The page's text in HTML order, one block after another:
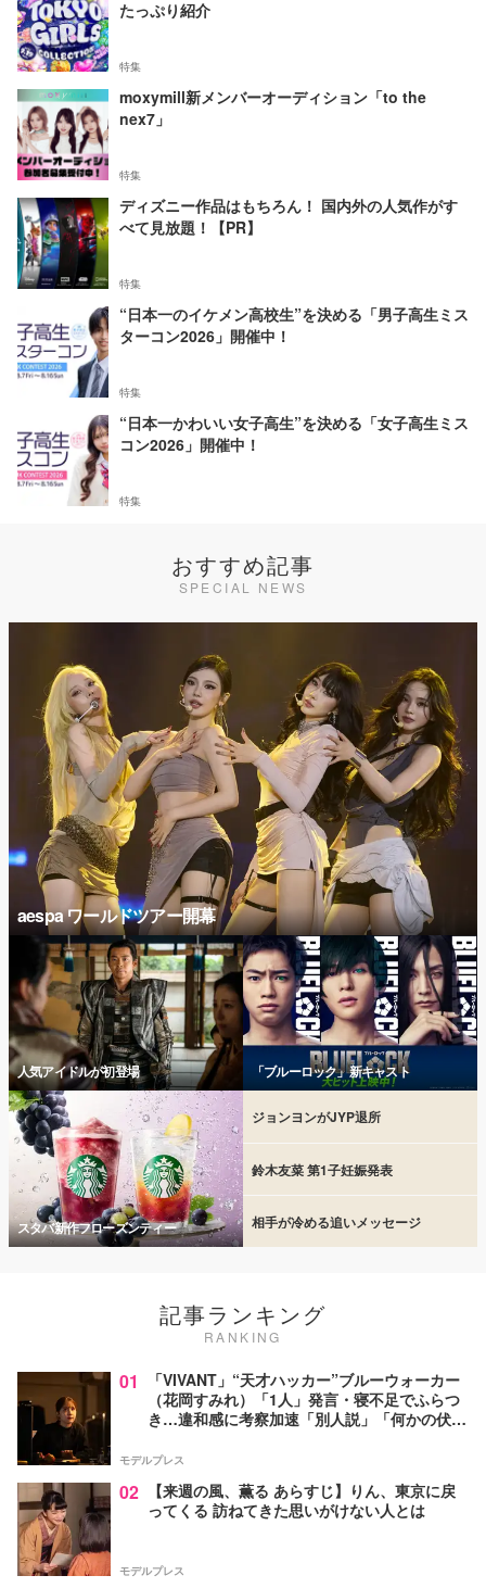
たっぷり紹介
特集
moxymill新メンバーオーディション「to the
nex7」
特集
ディズニー作品はもちろん！ 国内外の人気作がす
べて見放題！【PR】
特集
“日本一のイケメン高校生”を決める「男子高生ミス
ターコン2026」開催中！
特集
“日本一かわいい女子高生”を決める「女子高生ミス
コン2026」開催中！
特集
おすすめ記事
SPECIAL NEWS
aespa ワールドツアー開幕
人気アイドルが初登場 「ブルーロック」新キャスト
スタバ新作フローズンティー
ジョンヨンがJYP退所
鈴木友菜 第1子妊娠発表
相手が冷める追いメッセージ
記事ランキング
RANKING
01
「VIVANT」“天才ハッカー”ブルーウォーカー
（花岡すみれ）「1人」発言・寝不足でふらつ
き…違和感に考察加速「別人説」「何かの伏線
モデルプレス
02
【来週の風、薫る あらすじ】りん、東京に戻
ってくる 訪ねてきた思いがけない人とは
モデルプレス